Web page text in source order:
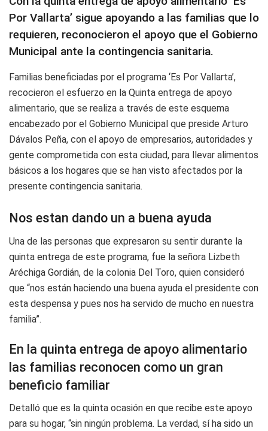
Por Vallarta’ sigue apoyando a las familias que lo
requieren, reconocieron el apoyo que el Gobierno
Municipal ante la contingencia sanitaria.
Familias beneficiadas por el programa ‘Es Por Vallarta’,
recocieron el esfuerzo en la Quinta entrega de apoyo
alimentario, que se realiza a través de este esquema
encabezado por el Gobierno Municipal que preside Arturo
Dávalos Peña, con el apoyo de empresarios, autoridades y
gente comprometida con esta ciudad, para llevar alimentos
básicos a los hogares que se han visto afectados por la
presente contingencia sanitaria.
Nos estan dando un a buena ayuda
Una de las personas que expresaron su sentir durante la
quinta entrega de este programa, fue la señora Lizbeth
Aréchiga Gordián, de la colonia Del Toro, quien consideró
que “nos están haciendo una buena ayuda el presidente con
esta despensa y pues nos ha servido de mucho en nuestra
familia”.
En la quinta entrega de apoyo alimentario
las familias reconocen como un gran
beneficio familiar
Detalló que es la quinta ocasión en que recibe este apoyo
para su hogar, “sin ningún problema. La verdad, sí ha sido un